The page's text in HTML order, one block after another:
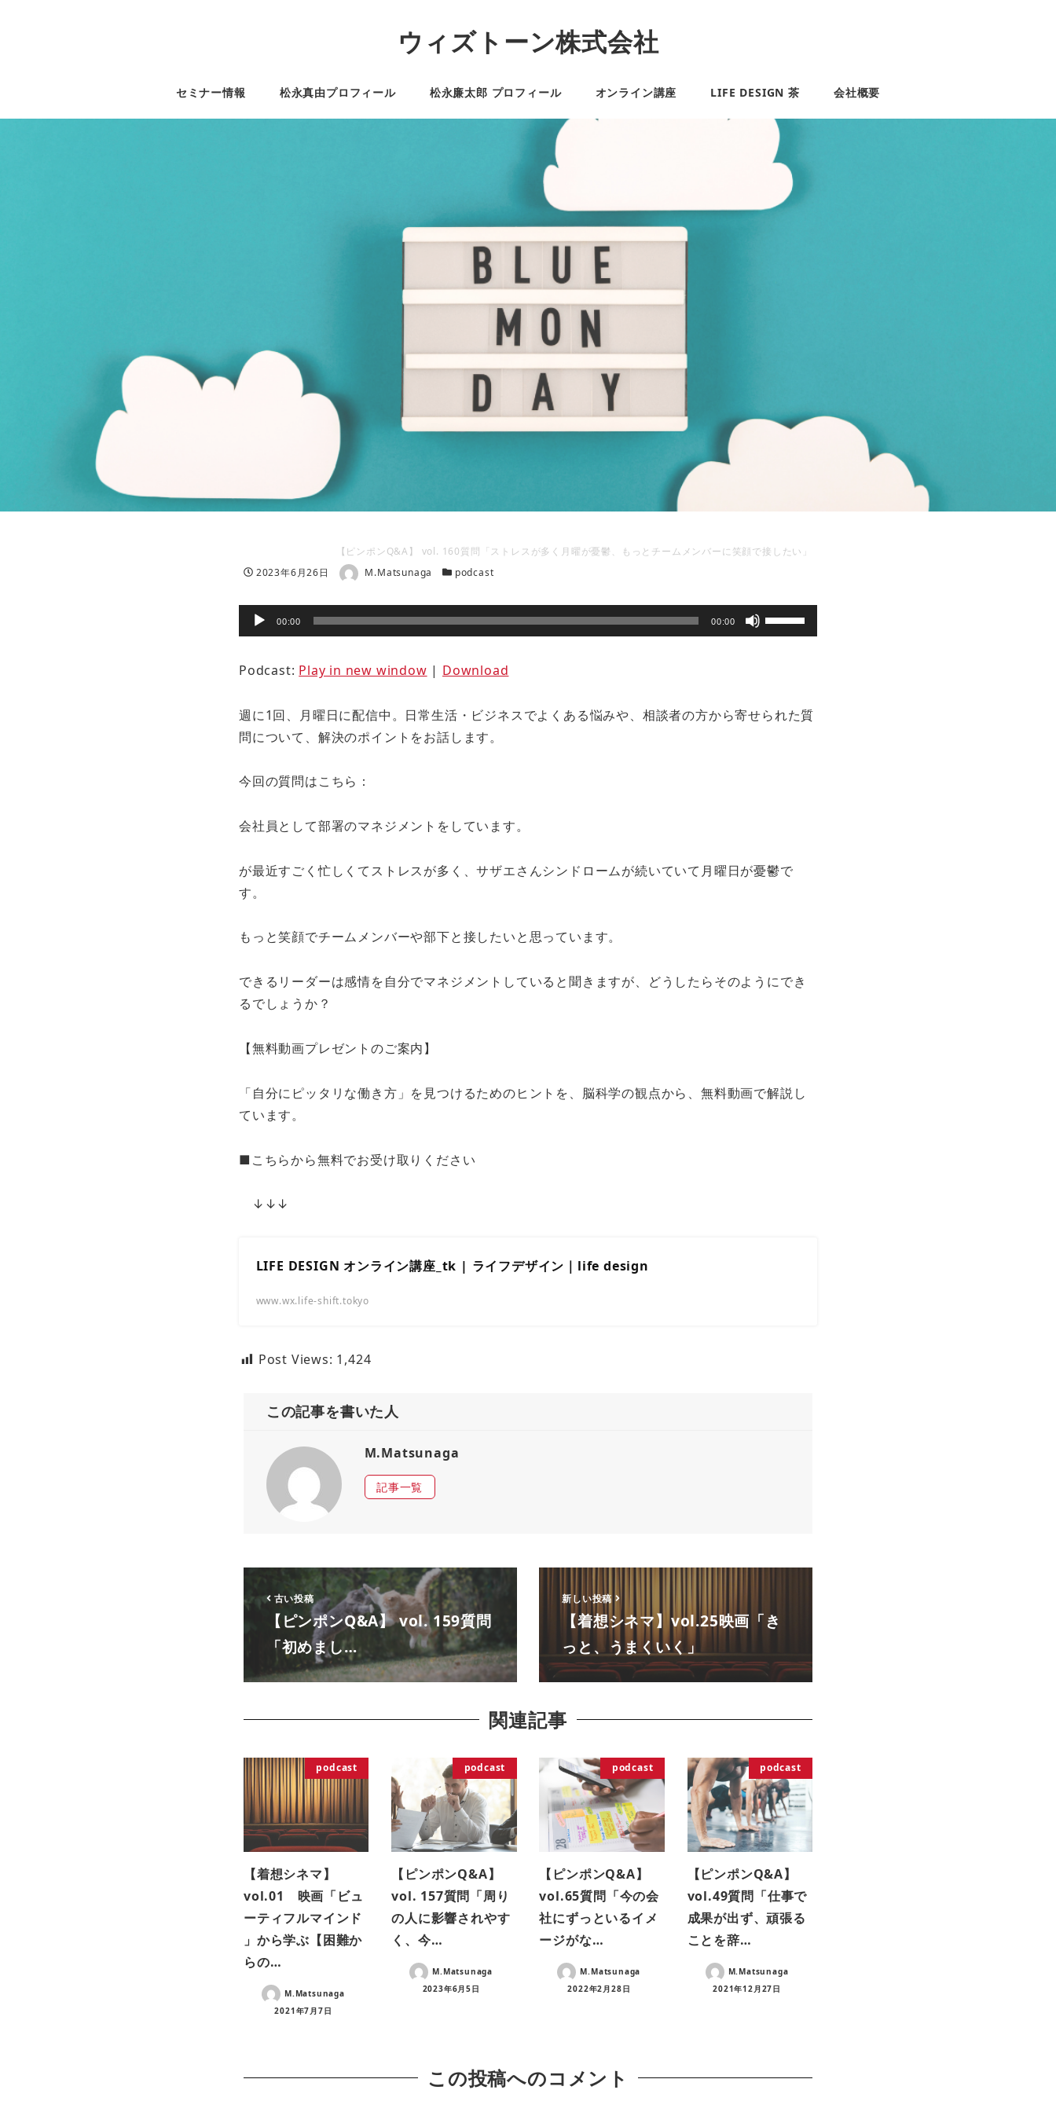
ウィズトーン株式会社
セミナー情報 松永真由プロフィール 松永廉太郎 プロフィール オンライン講座 LIFE DESIGN 茶 会社概要
【ピンポンQ&A】 vol. 160質問「ストレスが多く月曜が憂鬱、もっとチームメンバーに笑顔で接したい」
投稿日
2023年6月26日 著者 M.Matsunaga カテゴリー
podcast
声
ヤ
ー
00:00 00:00
ボ
リ
調
印
っ
い。
Podcast: Play in new window | Download
週に1回、月曜日に配信中。日常生活・ビジネスでよくある悩みや、相談者の方から寄せられた質
問について、解決のポイントをお話します。
今回の質問はこちら：
会社員として部署のマネジメントをしています。
が最近すごく忙しくてストレスが多く、サザエさんシンドロームが続いていて月曜日が憂鬱で
す。
もっと笑顔でチームメンバーや部下と接したいと思っています。
できるリーダーは感情を自分でマネジメントしていると聞きますが、どうしたらそのようにでき
るでしょうか？
【無料動画プレゼントのご案内】
「自分にピッタリな働き方」を見つけるためのヒントを、脳科学の観点から、無料動画で解説し
ています。
■こちらから無料でお受け取りください
↓↓↓
LIFE DESIGN オンライン講座_tk | ライフデザイン｜life design
www.wx.life-shift.tokyo
Post Views: 1,424
この記事を書いた人
M.Matsunaga
記事一覧
古い投稿
【ピンポンQ&A】 vol. 159質問
「初めまし…
新しい投稿
【着想シネマ】vol.25映画「き
っと、うまくいく」
関連記事
podcast
【着想シネマ】
vol.01 映画「ビュ
ーティフルマインド
」から学ぶ【困難か
らの…
M.Matsunaga
2021年7月7日
podcast
【ピンポンQ&A】
vol. 157質問「周り
の人に影響されやす
く、今…
M.Matsunaga
2023年6月5日
podcast
【ピンポンQ&A】
vol.65質問「今の会
社にずっといるイメ
ージがな…
M.Matsunaga
2022年2月28日
podcast
【ピンポンQ&A】
vol.49質問「仕事で
成果が出ず、頑張る
ことを辞…
M.Matsunaga
2021年12月27日
この投稿へのコメント